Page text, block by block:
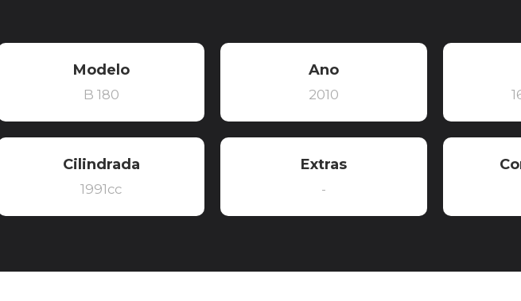
Modelo
B 180
Ano
2010
Cilindrada
1991cc
Extras
-